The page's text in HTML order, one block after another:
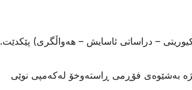
– دراساتی ئاسایش – هەواڵگری) پێكدێت.
كردن بۆ ئەو كۆلێژە بەشێوەی فۆڕمی ڕاستەوخۆ لەكەمپی نوێی